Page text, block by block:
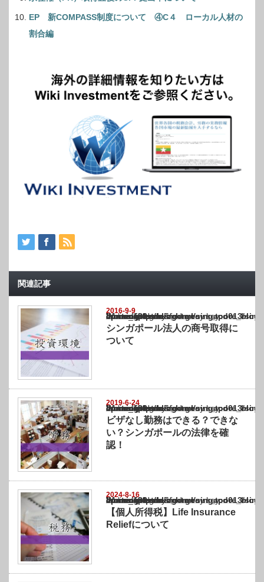
EP 新COMPASS制度について ④C４ ローカル人材の
割合編
関連記事
2016-9-9
Warning
: Undefined array key "show_category" in
/home/netst/kuno-cpa.co.jp/public_html/singapore_blog/wp-content/themes/
on line183
シンガポール法人の商号取得に
ついて
2019-6-24
Warning
: Undefined array key "show_category" in
/home/netst/kuno-cpa.co.jp/public_html/singapore_blog/wp-content/themes/
on line183
ビザなし勤務はできる？できな
い？シンガポールの法律を確
認！
2024-8-16
Warning
: Undefined array key "show_category" in
/home/netst/kuno-cpa.co.jp/public_html/singapore_blog/wp-content/themes/
on line183
【個人所得税】Life Insurance
Reliefについて